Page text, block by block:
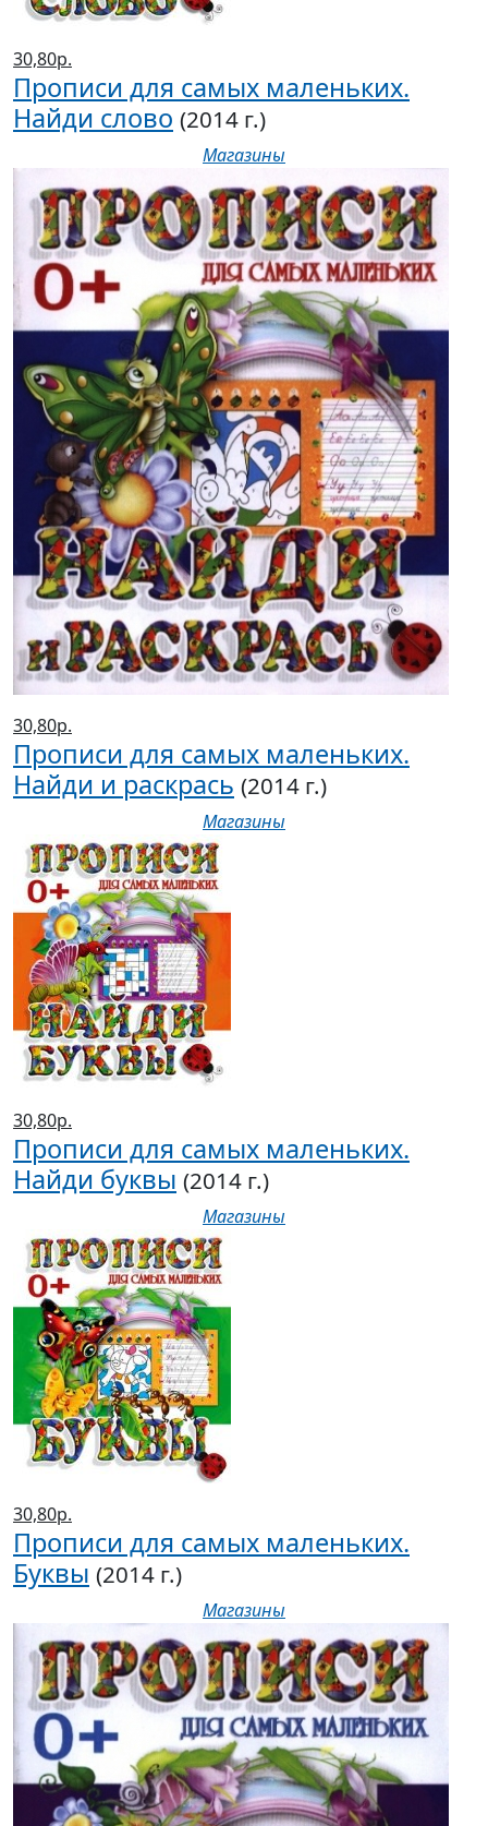
30,80р.
Прописи для самых маленьких.
Найди слово (2014 г.)
Магазины
30,80р.
Прописи для самых маленьких.
Найди и раскрась (2014 г.)
Магазины
30,80р.
Прописи для самых маленьких.
Найди буквы (2014 г.)
Магазины
30,80р.
Прописи для самых маленьких.
Буквы (2014 г.)
Магазины